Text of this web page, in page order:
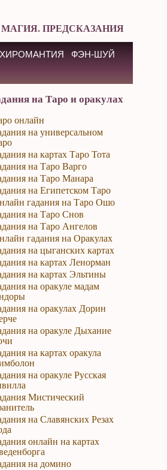
ПРЕДСКАЗАНИЯ
ХИРОМАНТИЯ
ФЭН-ШУЙ
на Таро и оракулах
онлайн
на универсальном
на картах Таро Тота
на Таро Варго
на Таро Манара
на Египетском Таро
гадания на Таро Ошо
на Таро Снов
на Таро Ангелов
гадания на Оракулах
на цыганских картах
на картах Ленорман
на картах Эльтины
на оракуле мадам
на оракулах Дорин
на оракуле Дыхание
на картах оракула
на оракуле Русская
Мистический
на Славянских Резах
онлайн на картах
на домино